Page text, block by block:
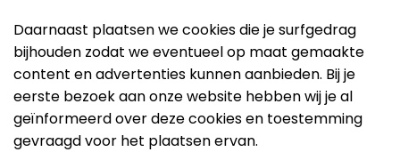
Daarnaast plaatsen we cookies die je surfgedrag
bijhouden zodat we eventueel op maat gemaakte
content en advertenties kunnen aanbieden. Bij je
eerste bezoek aan onze website hebben wij je al
geïnformeerd over deze cookies en toestemming
gevraagd voor het plaatsen ervan.